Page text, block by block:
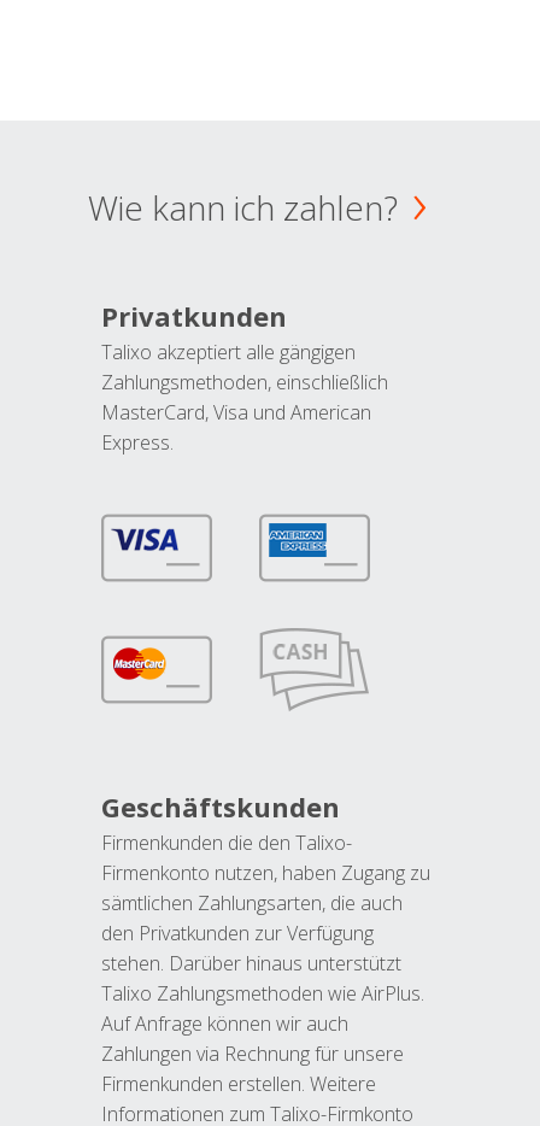
Wie kann ich zahlen?
Privatkunden
Talixo akzeptiert alle gängigen
Zahlungsmethoden, einschließlich
MasterCard, Visa und American
Express.
Geschäftskunden
Firmenkunden die den Talixo-
Firmenkonto nutzen, haben Zugang zu
sämtlichen Zahlungsarten, die auch
den Privatkunden zur Verfügung
stehen. Darüber hinaus unterstützt
Talixo Zahlungsmethoden wie AirPlus.
Auf Anfrage können wir auch
Zahlungen via Rechnung für unsere
Firmenkunden erstellen. Weitere
Informationen zum Talixo-Firmkonto